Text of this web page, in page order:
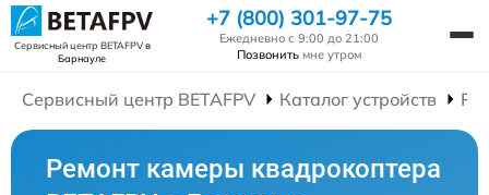
Сервисный центр BETAFPVв
Барнауле
+7 (800) 301-97-75
Ежедневно с 9:00 до 21:00
Позвонить мне утром
Сервисный центр BETAFPV Каталог устройств
Ремонт камеры квадрокоптера